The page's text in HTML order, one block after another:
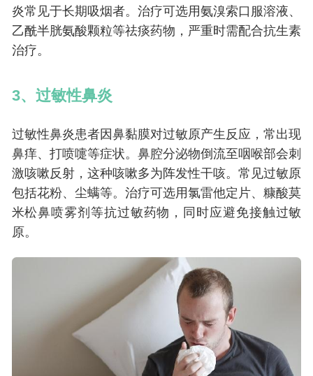
炎常见于长期吸烟者。治疗可选用氨溴索口服溶液、
乙酰半胱氨酸颗粒等祛痰药物，严重时需配合抗生素
治疗。
3、过敏性鼻炎
过敏性鼻炎患者因鼻黏膜对过敏原产生反应，常出现
鼻痒、打喷嚏等症状。鼻腔分泌物倒流至咽喉部会刺
激咳嗽反射，这种咳嗽多为阵发性干咳。常见过敏原
包括花粉、尘螨等。治疗可选用氯雷他定片、糠酸莫
米松鼻喷雾剂等抗过敏药物，同时应避免接触过敏
原。